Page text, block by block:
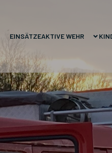
EINSÄTZEAKTIVE WEHR